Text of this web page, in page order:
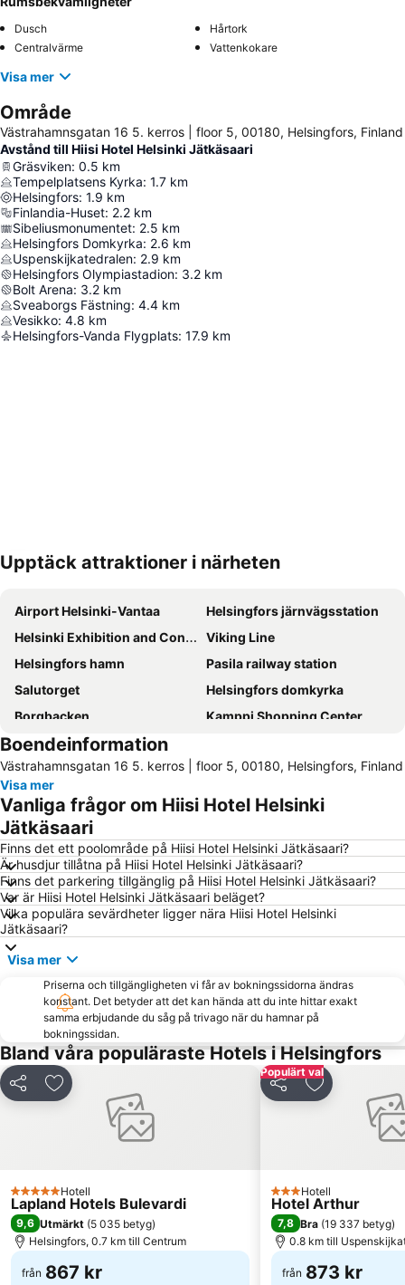
Dusch
Hårtork
Centralvärme
Vattenkokare
Visa mer
Område
Västrahamnsgatan 16 5. kerros | floor 5, 00180, Helsingfors, Finland
Avstånd till Hiisi Hotel Helsinki Jätkäsaari
Gräsviken: 0.5 km
Tempelplatsens Kyrka: 1.7 km
Helsingfors: 1.9 km
Finlandia-Huset: 2.2 km
Sibeliusmonumentet: 2.5 km
Helsingfors Domkyrka: 2.6 km
Uspenskijkatedralen: 2.9 km
Helsingfors Olympiastadion: 3.2 km
Bolt Arena: 3.2 km
Sveaborgs Fästning: 4.4 km
Vesikko: 4.8 km
Helsingfors-Vanda Flygplats: 17.9 km
Förstora kartan
Upptäck attraktioner i närheten
Airport Helsinki-Vantaa
Helsingfors järnvägsstation
Helsinki Exhibition and Convention Centre
Viking Line
Helsingfors hamn
Pasila railway station
Salutorget
Helsingfors domkyrka
Borgbacken
Kamppi Shopping Center
Flamingo entertainment center
Espoo Central Railway Station
Katajanokka
Helsinki Ice Hall
Finlandia Hall
Finnish National Opera
Tuska Open Air Metal Festival
Sveaborg
Munkkiniemi
Stockmann
Kalasatama
Hartwall Arena
Sörnäinen
Vuosaari
Tikkurilan matkakeskus
West Harbour
Högholmen
Sello Shopping Mall
Jumbo shopping center
Serena
Jätkäsaari
Parliament of Finland
Swedish Theatre
Olympia Terminal
Senatstorget
Kamppi Chapel
MATKA Nordic Travel Fair
The National Museum of Finland
Kaivopuisto
Uspenskijkatedralen
Boendeinformation
Västrahamnsgatan 16 5. kerros | floor 5, 00180, Helsingfors, Finland
Visa mer
Vanliga frågor om Hiisi Hotel Helsinki
Jätkäsaari
Finns det ett poolområde på Hiisi Hotel Helsinki Jätkäsaari?
Är husdjur tillåtna på Hiisi Hotel Helsinki Jätkäsaari?
Finns det parkering tillgänglig på Hiisi Hotel Helsinki Jätkäsaari?
Var är Hiisi Hotel Helsinki Jätkäsaari beläget?
Vilka populära sevärdheter ligger nära Hiisi Hotel Helsinki
Jätkäsaari?
Visa mer
Priserna och tillgängligheten vi får av bokningssidorna ändras
konstant. Det betyder att det kan hända att du inte hittar exakt
samma erbjudande du såg på trivago när du hamnar på
bokningssidan.
Bland våra populäraste Hotels i Helsingfors
Dela Lägg till i Mina Favoriter
5 StjärnorHotell
Lapland Hotels Bulevardi
9,6 Utmärkt (5 035 betyg)
Helsingfors, 0.7 km till Centrum
från 867 kr
Populärt val
Dela Lägg till i
3 Stjärnor
Hotell
Hotel Arthur
7,8 Bra (19 337 betyg)
0.8 km till
från 873 kr